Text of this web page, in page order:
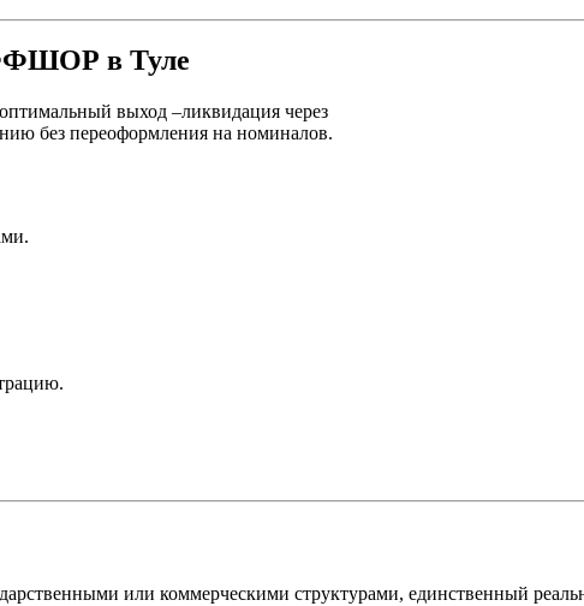
в Туле
выход –ликвидация через
без переоформления на номиналов.
или коммерческими структурами, единственный